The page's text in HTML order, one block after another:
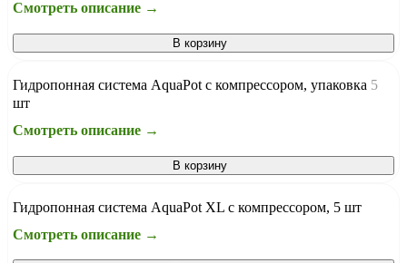
Смотреть описание →
В корзину
Гидропонная система AquaPot с компрессором, упаковка 5
шт
Смотреть описание →
В корзину
Гидропонная система AquaPot XL с компрессором, 5 шт
Смотреть описание →